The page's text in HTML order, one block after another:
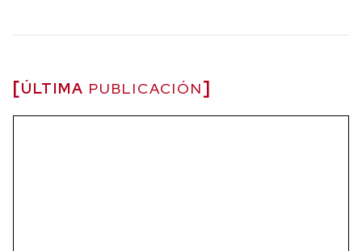
ÚLTIMA PUBLICACIÓN